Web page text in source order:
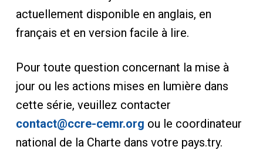
actuellement disponible en anglais, en
français et en version facile à lire.
Pour toute question concernant la mise à
jour ou les actions mises en lumière dans
cette série, veuillez contacter
contact@ccre-cemr.org ou le coordinateur
national de la Charte dans votre pays.try.